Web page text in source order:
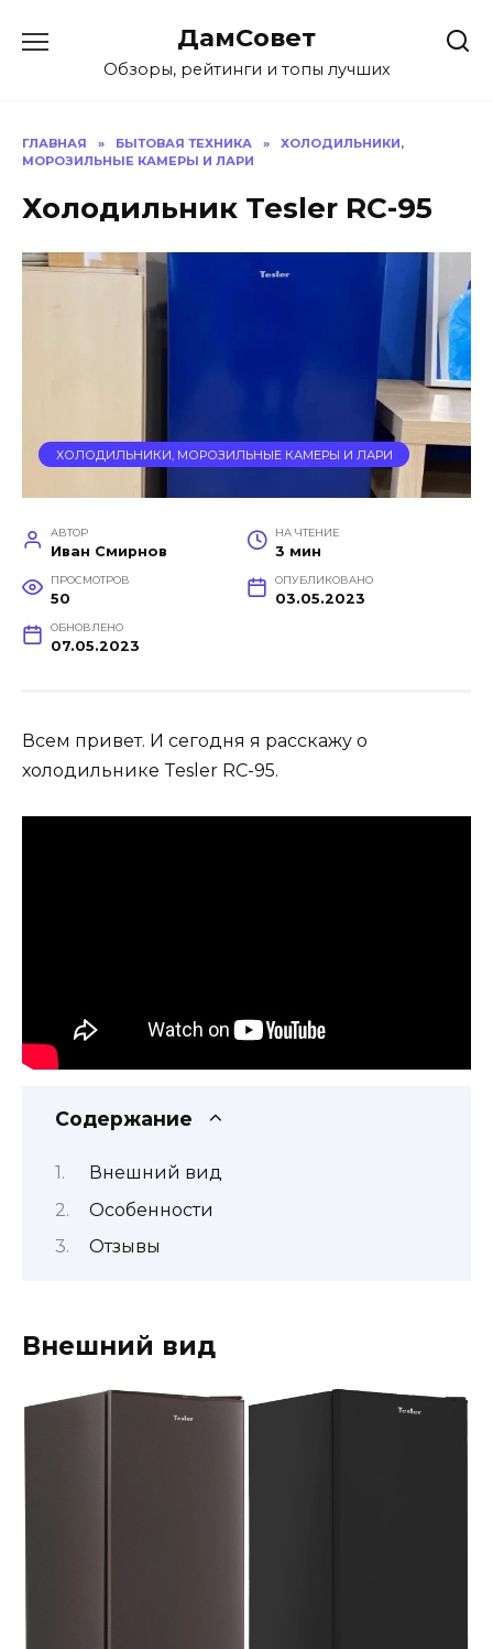
содержанию
ДамСовет
Обзоры, рейтинги и топы лучших
ГЛАВНАЯ » БЫТОВАЯ ТЕХНИКА »
ХОЛОДИЛЬНИКИ,
МОРОЗИЛЬНЫЕ КАМЕРЫ И ЛАРИ
Холодильник Tesler RC-95
ХОЛОДИЛЬНИКИ, МОРОЗИЛЬНЫЕ КАМЕРЫ И ЛАРИ
АВТОР
Иван Смирнов
НА ЧТЕНИЕ
3 мин
ПРОСМОТРОВ
50
ОПУБЛИКОВАНО
03.05.2023
ОБНОВЛЕНО
07.05.2023
Всем привет. И сегодня я расскажу о
холодильнике Tesler RC-95.
Содержание
Внешний вид
Особенности
Отзывы
Внешний вид